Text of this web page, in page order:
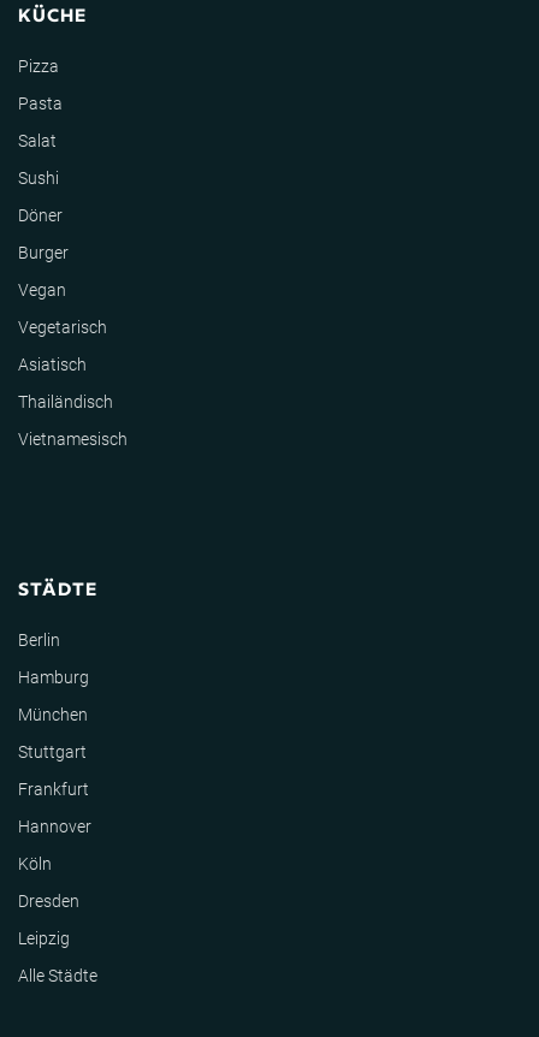
KÜCHE
Pizza
Pasta
Salat
Sushi
Döner
Burger
Vegan
Vegetarisch
Asiatisch
Thailändisch
Vietnamesisch
STÄDTE
Berlin
Hamburg
München
Stuttgart
Frankfurt
Hannover
Köln
Dresden
Leipzig
Alle Städte